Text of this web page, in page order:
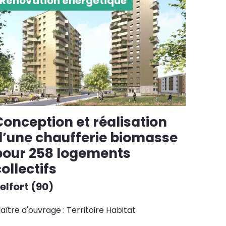
et réalisation
chaufferie biomasse
258 logements
(90)
d'ouvrage : Territoire Habitat